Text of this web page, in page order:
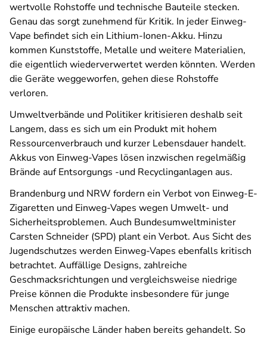
wertvolle Rohstoffe und technische Bauteile stecken.
Genau das sorgt zunehmend für Kritik. In jeder Einweg-
Vape befindet sich ein Lithium-Ionen-Akku. Hinzu
kommen Kunststoffe, Metalle und weitere Materialien,
die eigentlich wiederverwertet werden könnten. Werden
die Geräte weggeworfen, gehen diese Rohstoffe
verloren.
Umweltverbände und Politiker kritisieren deshalb seit
Langem, dass es sich um ein Produkt mit hohem
Ressourcenverbrauch und kurzer Lebensdauer handelt.
Akkus von Einweg-Vapes lösen inzwischen regelmäßig
Brände auf Entsorgungs -und Recyclinganlagen aus.
Brandenburg und NRW fordern ein Verbot von Einweg-E-
Zigaretten und Einweg-Vapes wegen Umwelt- und
Sicherheitsproblemen. Auch Bundesumweltminister
Carsten Schneider (SPD) plant ein Verbot. Aus Sicht des
Jugendschutzes werden Einweg-Vapes ebenfalls kritisch
betrachtet. Auffällige Designs, zahlreiche
Geschmacksrichtungen und vergleichsweise niedrige
Preise können die Produkte insbesondere für junge
Menschen attraktiv machen.
Einige europäische Länder haben bereits gehandelt. So